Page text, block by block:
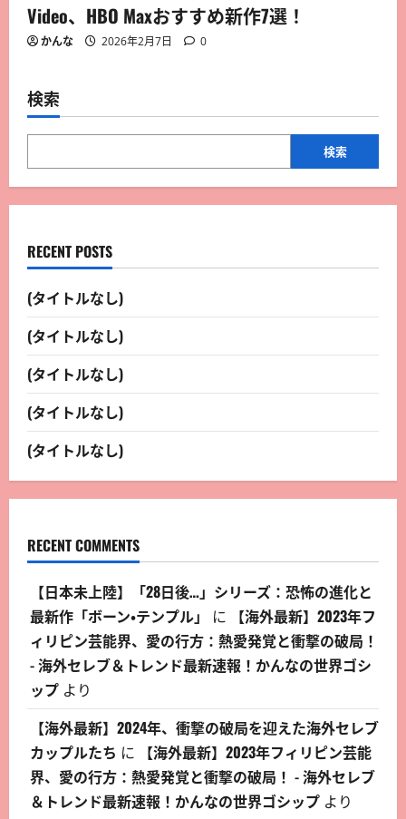
Video、HBO Maxおすすめ新作7選！
かんな 2026年2月7日 0
検索
検索
RECENT POSTS
(タイトルなし)
(タイトルなし)
(タイトルなし)
(タイトルなし)
(タイトルなし)
RECENT COMMENTS
【日本未上陸】「28日後…」シリーズ：恐怖の進化と
最新作「ボーン・テンプル」
に
【海外最新】2023年フ
ィリピン芸能界、愛の行方：熱愛発覚と衝撃の破局！
- 海外セレブ＆トレンド最新速報！かんなの世界ゴシ
ップ より
【海外最新】2024年、衝撃の破局を迎えた海外セレブ
カップルたち に
【海外最新】2023年フィリピン芸能
界、愛の行方：熱愛発覚と衝撃の破局！ - 海外セレブ
＆トレンド最新速報！かんなの世界ゴシップ より